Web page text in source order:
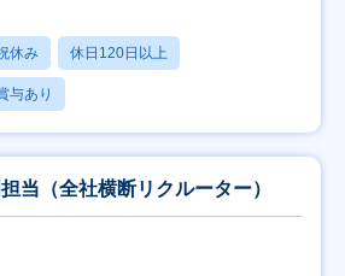
休み 休日120日以上
与あり
当（全社横断リクルーター）